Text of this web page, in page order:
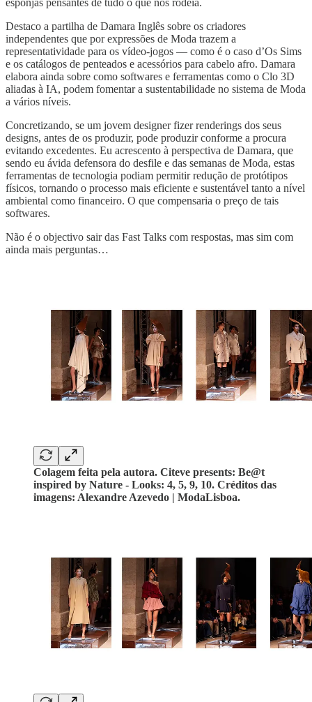
esponjas pensantes de tudo o que nos rodeia.
Destaco a partilha de Damara Inglês sobre os criadores
independentes que por expressões de Moda trazem a
representatividade para os vídeo-jogos — como é o caso d’Os Sims
e os catálogos de penteados e acessórios para cabelo afro. Damara
elabora ainda sobre como softwares e ferramentas como o Clo 3D
aliadas à IA, podem fomentar a sustentabilidade no sistema de Moda
a vários níveis.
Concretizando, se um jovem designer fizer renderings dos seus
designs, antes de os produzir, pode produzir conforme a procura
evitando excedentes. Eu acrescento à perspectiva de Damara, que
sendo eu ávida defensora do desfile e das semanas de Moda, estas
ferramentas de tecnologia podiam permitir redução de protótipos
físicos, tornando o processo mais eficiente e sustentável tanto a nível
ambiental como financeiro. O que compensaria o preço de tais
softwares.
Não é o objectivo sair das Fast Talks com respostas, mas sim com
ainda mais perguntas…
Colagem feita pela autora. Citeve presents: Be@t
inspired by Nature - Looks: 4, 5, 9, 10. Créditos das
imagens: Alexandre Azevedo | ModaLisboa.